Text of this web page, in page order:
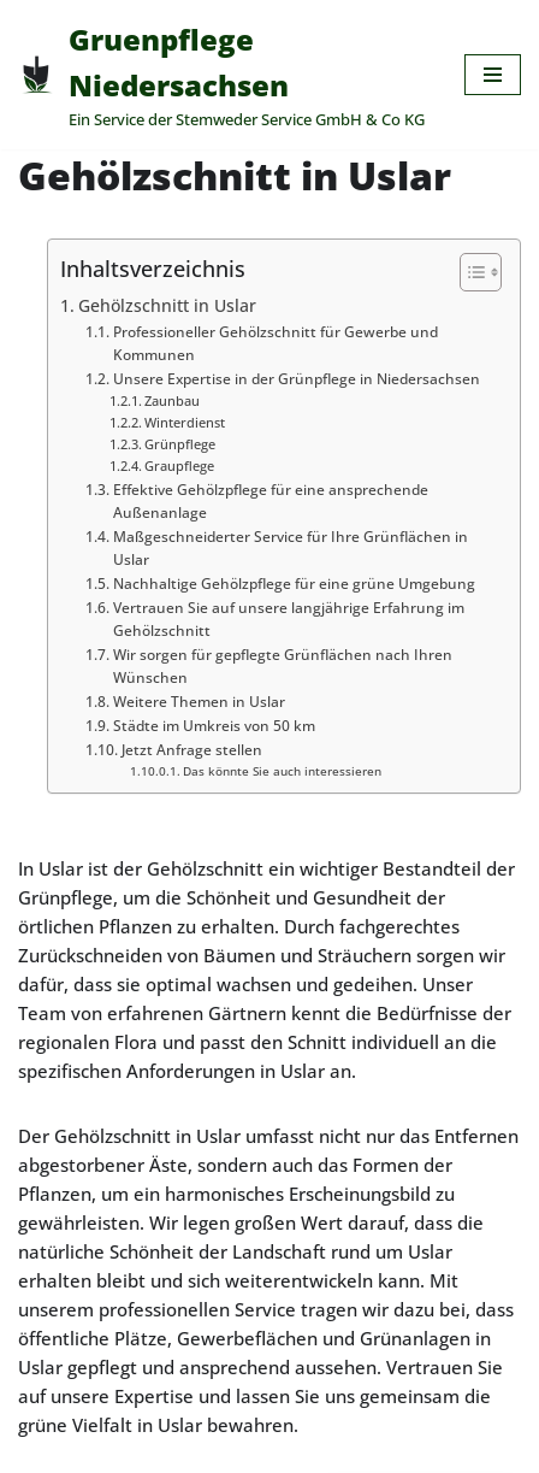
Zum
Inhalt
springen
Gruenpflege
Niedersachsen
Ein Service der Stemweder Service GmbH & Co KG
Gehölzschnitt in Uslar
Inhaltsverzeichnis
Gehölzschnitt in Uslar
Professioneller Gehölzschnitt für Gewerbe und
Kommunen
Unsere Expertise in der Grünpflege in Niedersachsen
Zaunbau
Winterdienst
Grünpflege
Graupflege
Effektive Gehölzpflege für eine ansprechende
Außenanlage
Maßgeschneiderter Service für Ihre Grünflächen in
Uslar
Nachhaltige Gehölzpflege für eine grüne Umgebung
Vertrauen Sie auf unsere langjährige Erfahrung im
Gehölzschnitt
Wir sorgen für gepflegte Grünflächen nach Ihren
Wünschen
Weitere Themen in Uslar
Städte im Umkreis von 50 km
Jetzt Anfrage stellen
Das könnte Sie auch interessieren
In Uslar ist der Gehölzschnitt ein wichtiger Bestandteil der
Grünpflege, um die Schönheit und Gesundheit der
örtlichen Pflanzen zu erhalten. Durch fachgerechtes
Zurückschneiden von Bäumen und Sträuchern sorgen wir
dafür, dass sie optimal wachsen und gedeihen. Unser
Team von erfahrenen Gärtnern kennt die Bedürfnisse der
regionalen Flora und passt den Schnitt individuell an die
spezifischen Anforderungen in Uslar an.
Der Gehölzschnitt in Uslar umfasst nicht nur das Entfernen
abgestorbener Äste, sondern auch das Formen der
Pflanzen, um ein harmonisches Erscheinungsbild zu
gewährleisten. Wir legen großen Wert darauf, dass die
natürliche Schönheit der Landschaft rund um Uslar
erhalten bleibt und sich weiterentwickeln kann. Mit
unserem professionellen Service tragen wir dazu bei, dass
öffentliche Plätze, Gewerbeflächen und Grünanlagen in
Uslar gepflegt und ansprechend aussehen. Vertrauen Sie
auf unsere Expertise und lassen Sie uns gemeinsam die
grüne Vielfalt in Uslar bewahren.